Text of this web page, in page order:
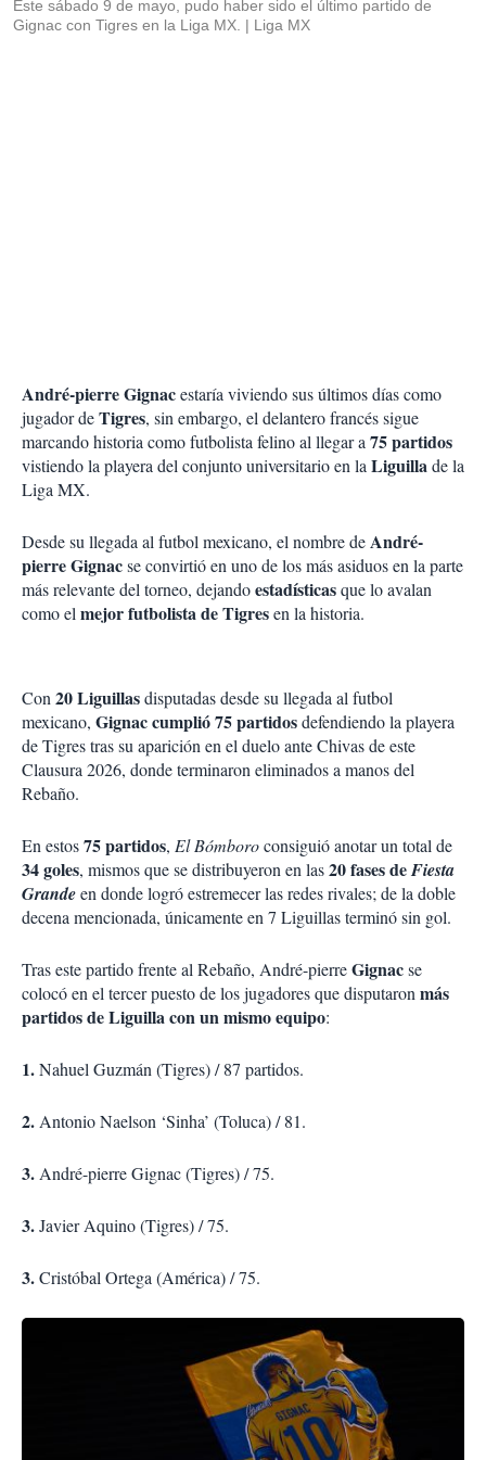
Este sábado 9 de mayo, pudo haber sido el último partido de
Gignac con Tigres en la Liga MX.
Liga MX
André-pierre Gignacestaría viviendo sus últimos días como
jugador deTigres, sin embargo, el delantero francés sigue
marcando historia como futbolista felino al llegar a75 partidos
vistiendo la playera del conjunto universitario en laLiguillade la
Liga MX.
Desde su llegada al futbol mexicano, el nombre deAndré-
pierre Gignacse convirtió en uno de los más asiduos en la parte
más relevante del torneo, dejandoestadísticasque lo avalan
como elmejor futbolista de Tigresen la historia.
Con20 Liguillasdisputadas desde su llegada al futbol
mexicano, Gignac cumplió 75 partidosdefendiendo la playera
de Tigres tras su aparición en el duelo ante Chivas de este
Clausura 2026, donde terminaron eliminados a manos del
Rebaño.
En estos75 partidos, El Bómboroconsiguió anotar un total de
34 goles, mismos que se distribuyeron en las20 fases deFiesta
Grandeen donde logró estremecer las redes rivales; de la doble
decena mencionada, únicamente en 7 Liguillas terminó sin gol.
Tras este partido frente al Rebaño, André-pierreGignacse
colocó en el tercer puesto de los jugadores que disputaronmás
partidos de Liguilla con un mismo equipo:
1.Nahuel Guzmán (Tigres) / 87 partidos.
2.Antonio Naelson ‘Sinha’ (Toluca) / 81.
3.André-pierre Gignac (Tigres) / 75.
3.Javier Aquino (Tigres) / 75.
3.Cristóbal Ortega (América) / 75.